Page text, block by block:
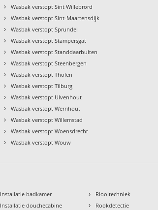
› Wasbak verstopt Sint Willebrord
› Wasbak verstopt Sint-Maartensdijk
› Wasbak verstopt Sprundel
› Wasbak verstopt Stampersgat
› Wasbak verstopt Standdaarbuiten
› Wasbak verstopt Steenbergen
› Wasbak verstopt Tholen
› Wasbak verstopt Tilburg
› Wasbak verstopt Ulvenhout
› Wasbak verstopt Wernhout
› Wasbak verstopt Willemstad
› Wasbak verstopt Woensdrecht
› Wasbak verstopt Wouw
Installatie badkamer
Installatie douchecabine
› Riooltechniek
› Rookdetectie